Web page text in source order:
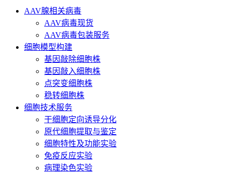
AAV腺相关病毒
AAV病毒现货
AAV病毒包装服务
细胞模型构建
基因敲除细胞株
基因敲入细胞株
点突变细胞株
稳转细胞株
细胞技术服务
干细胞定向诱导分化
原代细胞提取与鉴定
细胞特性及功能实验
免疫反应实验
病理染色实验